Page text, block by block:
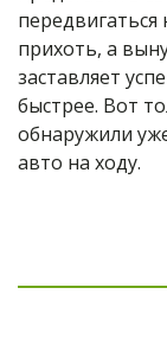
прихоть, а
заставляет
быстрее. Вот
обнаружили
авто на ходу.